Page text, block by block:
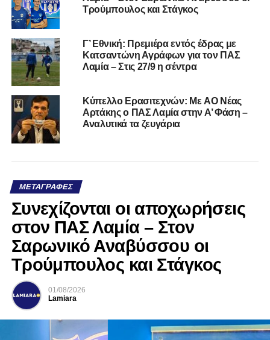
Τρούμπουλος και Στάγκος
Γ’ Εθνική: Πρεμιέρα εντός έδρας με
Κατσαντώνη Αγράφων για τον ΠΑΣ
Λαμία – Στις 27/9 η σέντρα
Kύπελλο Ερασιτεχνών: Με AO Nέας
Αρτάκης ο ΠΑΣ Λαμία στην Α’ Φάση –
Αναλυτικά τα ζευγάρια
ΜΕΤΑΓΡΑΦΈΣ
Συνεχίζονται οι αποχωρήσεις
στον ΠΑΣ Λαμία – Στον
Σαρωνικό Αναβύσσου οι
Τρούμπουλος και Στάγκος
01/08/2026
Lamiara